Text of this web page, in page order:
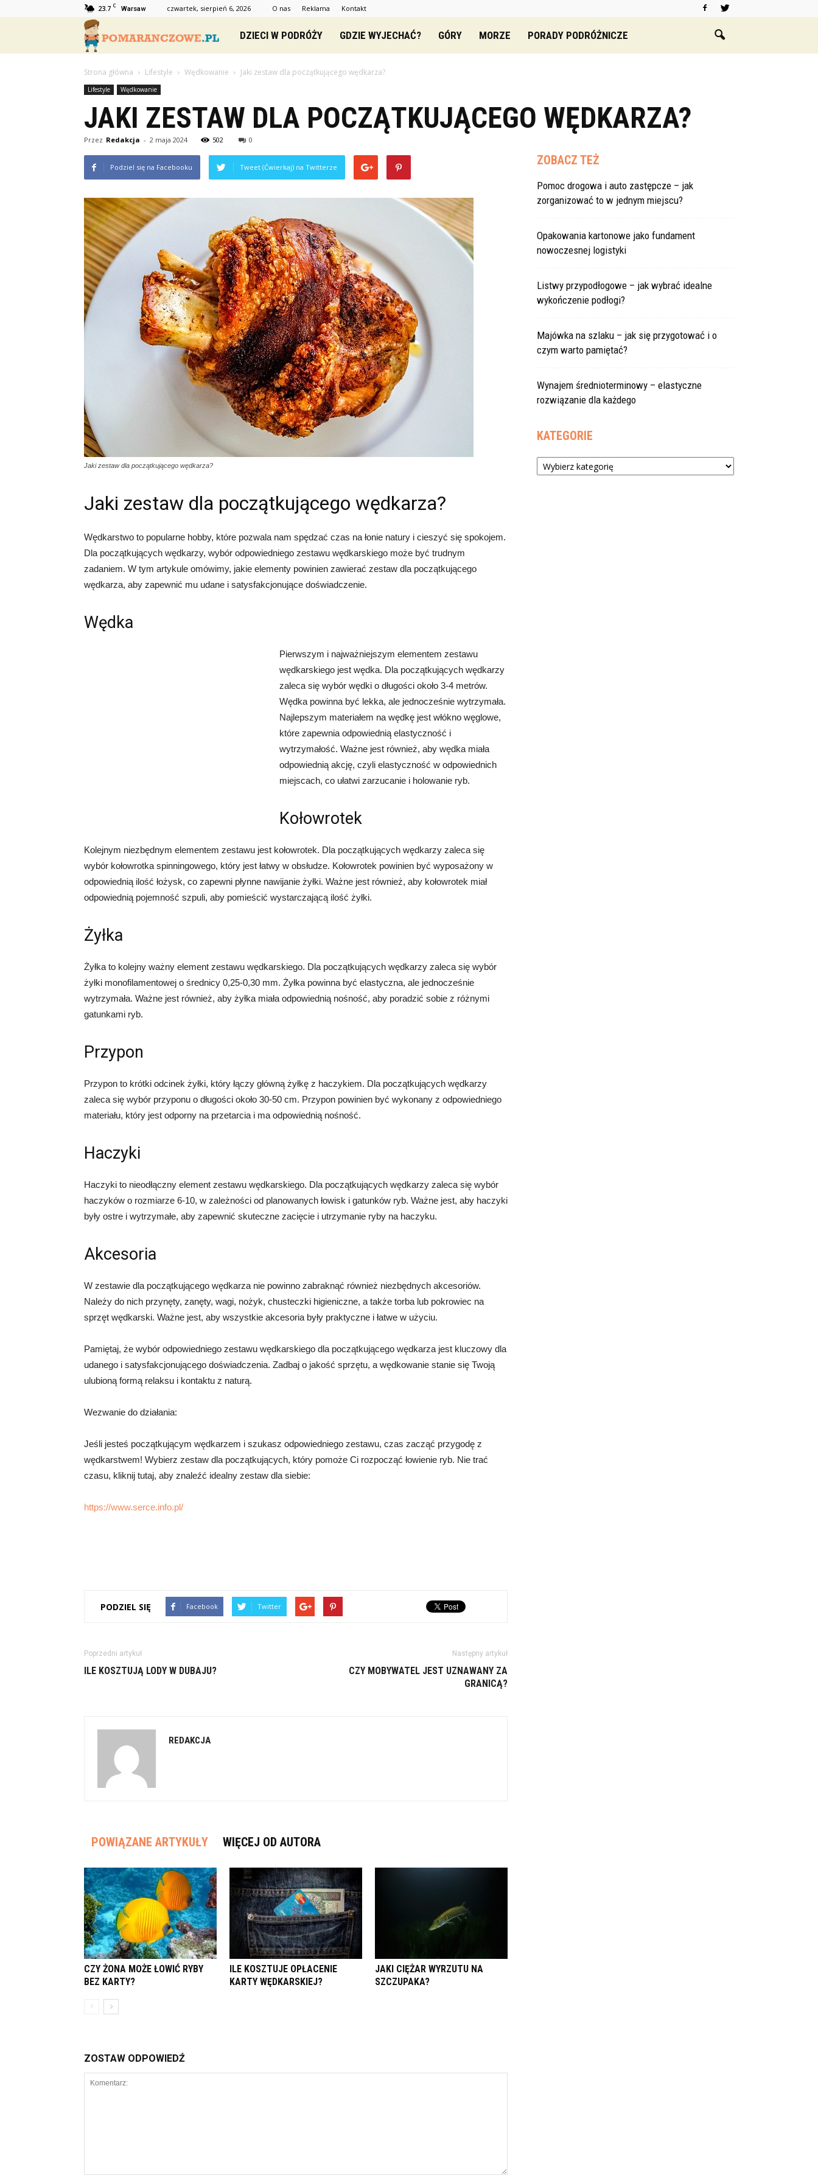
23.7 C Warsaw czwartek, sierpień 6, 2026 O nas Reklama Kontakt
Pomaranczowe.pl
DZIECI W PODRÓŻY GDZIE WYJECHAĆ? GÓRY MORZE PORADY PODRÓŻNICZE
Strona główna Lifestyle Wędkowanie Jaki zestaw dla początkującego wędkarza?
Lifestyle Wędkowanie
JAKI ZESTAW DLA POCZĄTKUJĄCEGO WĘDKARZA?
Przez Redakcja - 2 maja 2024 502 0
Podziel się na Facebooku Tweet (Ćwierkaj) na Twitterze
Jaki zestaw dla początkującego wędkarza?
Jaki zestaw dla początkującego wędkarza?
Wędkarstwo to popularne hobby, które pozwala nam spędzać czas na łonie natury i cieszyć się spokojem.
Dla początkujących wędkarzy, wybór odpowiedniego zestawu wędkarskiego może być trudnym
zadaniem. W tym artykule omówimy, jakie elementy powinien zawierać zestaw dla początkującego
wędkarza, aby zapewnić mu udane i satysfakcjonujące doświadczenie.
Wędka
Pierwszym i najważniejszym elementem zestawu
wędkarskiego jest wędka. Dla początkujących wędkarzy
zaleca się wybór wędki o długości około 3-4 metrów.
Wędka powinna być lekka, ale jednocześnie wytrzymała.
Najlepszym materiałem na wędkę jest włókno węglowe,
które zapewnia odpowiednią elastyczność i
wytrzymałość. Ważne jest również, aby wędka miała
odpowiednią akcję, czyli elastyczność w odpowiednich
miejscach, co ułatwi zarzucanie i holowanie ryb.
Kołowrotek
Kolejnym niezbędnym elementem zestawu jest kołowrotek. Dla początkujących wędkarzy zaleca się
wybór kołowrotka spinningowego, który jest łatwy w obsłudze. Kołowrotek powinien być wyposażony w
odpowiednią ilość łożysk, co zapewni płynne nawijanie żyłki. Ważne jest również, aby kołowrotek miał
odpowiednią pojemność szpuli, aby pomieścić wystarczającą ilość żyłki.
Żyłka
Żyłka to kolejny ważny element zestawu wędkarskiego. Dla początkujących wędkarzy zaleca się wybór
żyłki monofilamentowej o średnicy 0,25-0,30 mm. Żyłka powinna być elastyczna, ale jednocześnie
wytrzymała. Ważne jest również, aby żyłka miała odpowiednią nośność, aby poradzić sobie z różnymi
gatunkami ryb.
Przypon
Przypon to krótki odcinek żyłki, który łączy główną żyłkę z haczykiem. Dla początkujących wędkarzy
zaleca się wybór przyponu o długości około 30-50 cm. Przypon powinien być wykonany z odpowiedniego
materiału, który jest odporny na przetarcia i ma odpowiednią nośność.
Haczyki
Haczyki to nieodłączny element zestawu wędkarskiego. Dla początkujących wędkarzy zaleca się wybór
haczyków o rozmiarze 6-10, w zależności od planowanych łowisk i gatunków ryb. Ważne jest, aby haczyki
były ostre i wytrzymałe, aby zapewnić skuteczne zacięcie i utrzymanie ryby na haczyku.
Akcesoria
W zestawie dla początkującego wędkarza nie powinno zabraknąć również niezbędnych akcesoriów.
Należy do nich przynęty, zanęty, wagi, nożyk, chusteczki higieniczne, a także torba lub pokrowiec na
sprzęt wędkarski. Ważne jest, aby wszystkie akcesoria były praktyczne i łatwe w użyciu.
Pamiętaj, że wybór odpowiedniego zestawu wędkarskiego dla początkującego wędkarza jest kluczowy dla
udanego i satysfakcjonującego doświadczenia. Zadbaj o jakość sprzętu, a wędkowanie stanie się Twoją
ulubioną formą relaksu i kontaktu z naturą.
Wezwanie do działania:
Jeśli jesteś początkującym wędkarzem i szukasz odpowiedniego zestawu, czas zacząć przygodę z
wędkarstwem! Wybierz zestaw dla początkujących, który pomoże Ci rozpocząć łowienie ryb. Nie trać
czasu, kliknij tutaj, aby znaleźć idealny zestaw dla siebie:
https://www.serce.info.pl/
PODZIEL SIĘ Facebook Twitter
Poprzedni artykuł
ILE KOSZTUJĄ LODY W DUBAJU?
Następny artykuł
CZY MOBYWATEL JEST UZNAWANY ZA
GRANICĄ?
REDAKCJA
POWIĄZANE ARTYKUŁY WIĘCEJ OD AUTORA
CZY ŻONA MOŻE ŁOWIĆ RYBY
BEZ KARTY?
ILE KOSZTUJE OPŁACENIE
KARTY WĘDKARSKIEJ?
JAKI CIĘŻAR WYRZUTU NA
SZCZUPAKA?
ZOSTAW ODPOWIEDŹ
ZOBACZ TEŻ
Pomoc drogowa i auto zastępcze – jak
zorganizować to w jednym miejscu?
Opakowania kartonowe jako fundament
nowoczesnej logistyki
Listwy przypodłogowe – jak wybrać idealne
wykończenie podłogi?
Majówka na szlaku – jak się przygotować i o
czym warto pamiętać?
Wynajem średnioterminowy – elastyczne
rozwiązanie dla każdego
KATEGORIE
Kategorie